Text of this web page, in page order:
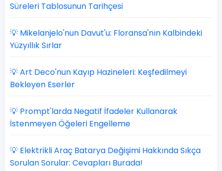
Süreleri Tablosunun Tarihçesi
💡 Mikelanjelo'nun Davut'u: Floransa'nın Kalbindeki
Yüzyıllık Sırlar
💡 Art Deco'nun Kayıp Hazineleri: Keşfedilmeyi
Bekleyen Eserler
💡 Prompt'larda Negatif İfadeler Kullanarak
İstenmeyen Öğeleri Engelleme
💡 Elektrikli Araç Batarya Değişimi Hakkında Sıkça
Sorulan Sorular: Cevapları Burada!